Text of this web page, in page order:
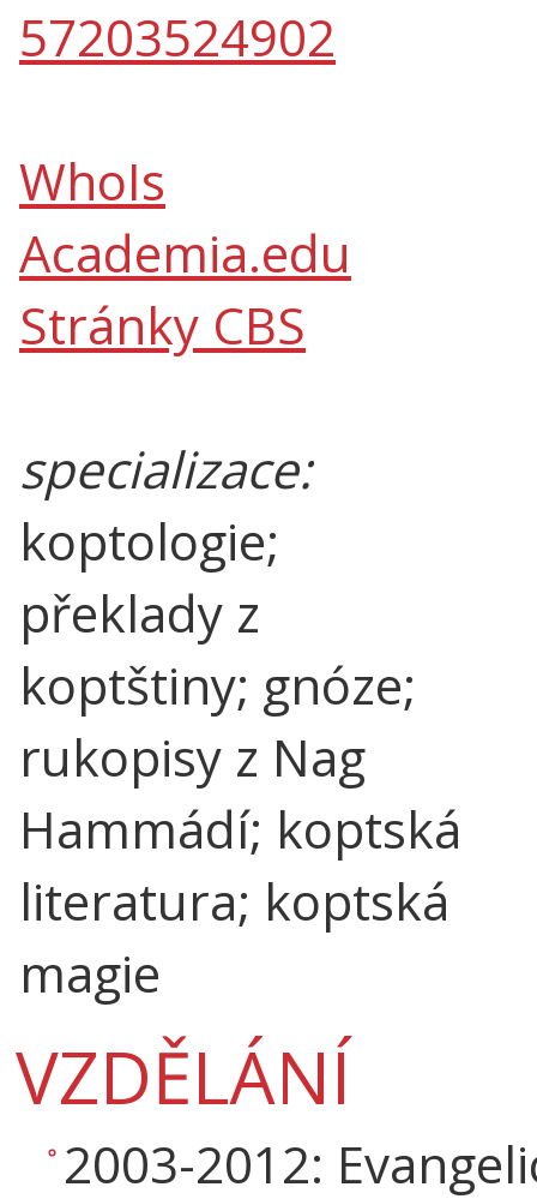
57203524902
WhoIs
Academia.edu
Stránky CBS
specializace:
koptologie;
překlady z
koptštiny; gnóze;
rukopisy z Nag
Hammádí; koptská
literatura; koptská
magie
VZDĚLÁNÍ
2003-2012: